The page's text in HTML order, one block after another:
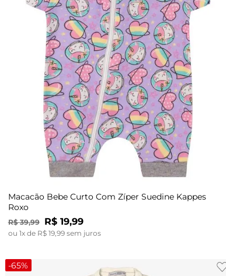
Macacão Bebe Curto Com Zíper Suedine Kappes
Roxo
R$ 39,99 R$ 19,99
ou 1x de R$ 19,99sem juros
-65%